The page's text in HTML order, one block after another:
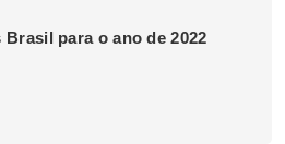
para o ano de 2022